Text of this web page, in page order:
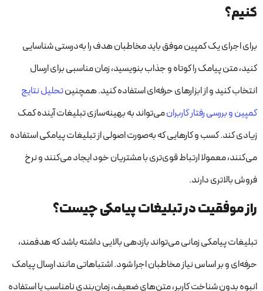
کنیم؟
برای اجرای یک کمپین موفق باید مخاطبان هدف را به‌درستی شناسایی
کنید، متن پیامک را کوتاه و جذاب بنویسید، زمان مناسبی برای ارسال
انتخاب کنید و از ابزارهای حرفه‌ای استفاده کنید. همچنینتحلیل نتایج
کمپین و بررسی رفتار کاربرانمی‌تواند به بهینه‌سازی تبلیغات آینده کمک
زیادی کند. کسب و کارهایی که به‌صورت اصولی از تبلیغات پیامکی استفاده
می‌کنند، معمولا ارتباط قوی‌تری با مشتریان خود ایجاد می‌کنند و نرخ
فروش بالاتری دارند.
راز موفقیت در تبلیغات پیامکی چیست؟
تبلیغات پیامکی زمانی می‌تواند بازدهی بالایی داشته باشد که هدفمند،
حرفه‌ای و بر اساس نیاز مخاطبان اجرا شود. اشتباهاتی مانند ارسال پیامک
انبوه بدون شناخت کاربر، متن‌های ضعیف، زمان‌بندی نامناسب یا استفاده